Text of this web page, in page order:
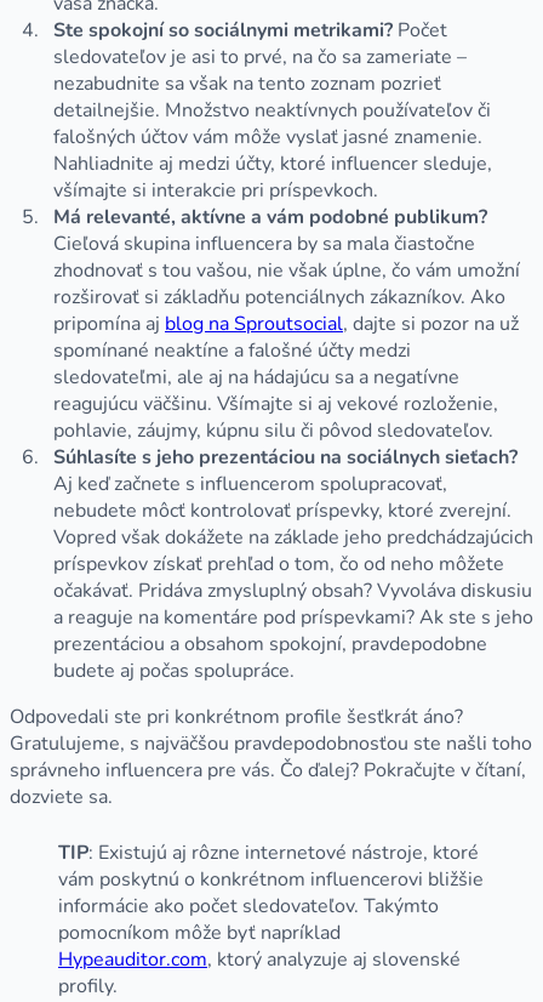
Ste spokojní so sociálnymi metrikami? Počet
sledovateľov je asi to prvé, na čo sa zameriate –
nezabudnite sa však na tento zoznam pozrieť
detailnejšie. Množstvo neaktívnych používateľov či
falošných účtov vám môže vyslať jasné znamenie.
Nahliadnite aj medzi účty, ktoré influencer sleduje,
všímajte si interakcie pri príspevkoch.
Má relevanté, aktívne a vám podobné publikum?
Cieľová skupina influencera by sa mala čiastočne
zhodnovať s tou vašou, nie však úplne, čo vám umožní
rozširovať si základňu potenciálnych zákazníkov. Ako
pripomína aj blog na Sproutsocial, dajte si pozor na už
spomínané neaktíne a falošné účty medzi
sledovateľmi, ale aj na hádajúcu sa a negatívne
reagujúcu väčšinu. Všímajte si aj vekové rozloženie,
pohlavie, záujmy, kúpnu silu či pôvod sledovateľov.
Súhlasíte s jeho prezentáciou na sociálnych sieťach?
Aj keď začnete s influencerom spolupracovať,
nebudete môcť kontrolovať príspevky, ktoré zverejní.
Vopred však dokážete na základe jeho predchádzajúcich
príspevkov získať prehľad o tom, čo od neho môžete
očakávať. Pridáva zmysluplný obsah? Vyvoláva diskusiu
a reaguje na komentáre pod príspevkami? Ak ste s jeho
prezentáciou a obsahom spokojní, pravdepodobne
budete aj počas spolupráce.
Odpovedali ste pri konkrétnom profile šesťkrát áno?
Gratulujeme, s najväčšou pravdepodobnosťou ste našli toho
správneho influencera pre vás. Čo ďalej? Pokračujte v čítaní,
dozviete sa.
TIP: Existujú aj rôzne internetové nástroje, ktoré
vám poskytnú o konkrétnom influencerovi bližšie
informácie ako počet sledovateľov. Takýmto
pomocníkom môže byť napríklad
Hypeauditor.com, ktorý analyzuje aj slovenské
profily.